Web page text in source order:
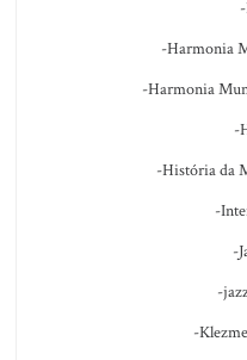
-Harmonia
-Harmonia
-
-História da
-
-
-
-